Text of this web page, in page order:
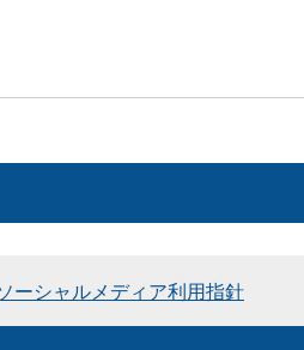
ーシャルメディア利用指針